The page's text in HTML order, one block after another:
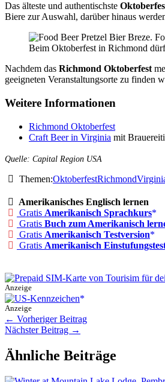
Das älteste und authentischste
Biere zur Auswahl, darüber hinaus
Beim Oktoberfest in Richmond
Nachdem das Richmond Oktoberfest
geeigneten Veranstaltungsorte zu finden
Weitere Informationen
Richmond Oktoberfest
Craft Beer in Virginia mit
Quelle: Capital Region USA
Themen:OktoberfestRichmond
Amerikanisches Englisch lernen
Gratis Amerikanisch Sprachkurs
Gratis Buch zum Amerikanisch
Gratis Amerikanisch Testversion
Gratis Amerikanisch
Anzeige
Anzeige
← Vorheriger Beitrag
Nächster Beitrag →
Ähnliche Beiträge